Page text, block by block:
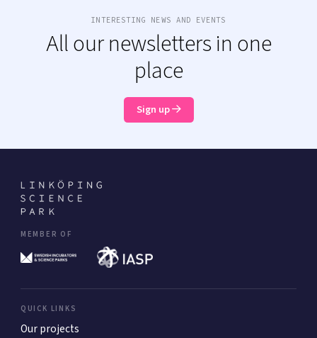
INTERESTING NEWS AND EVENTS
All our newsletters in one
place
Sign up
MEMBER OF
QUICK LINKS
Our projects